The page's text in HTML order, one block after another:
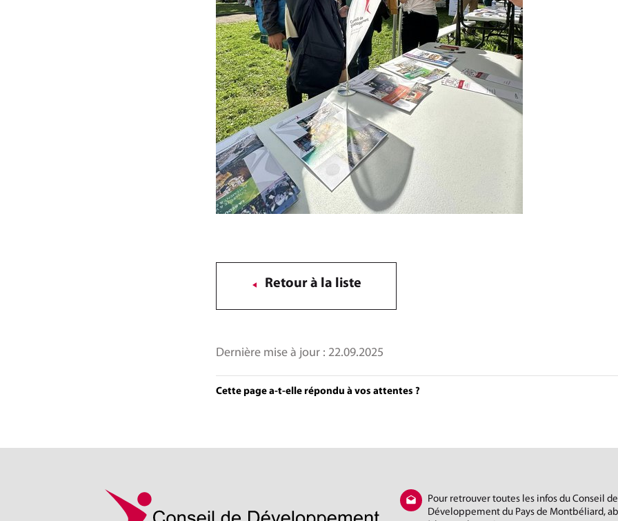
Retour à la liste
Dernière mise à jour : 22.09.2025
Cette page a-t-elle répondu à vos attentes ?
Pour retrouver toutes les infos du Conseil de
Développement du Pays de Montbéliard,